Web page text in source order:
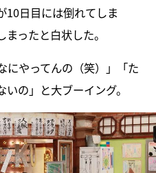
10日目には倒れてしま
ったと白状した。
にやってんの（笑）」「た
の」と大ブーイング。